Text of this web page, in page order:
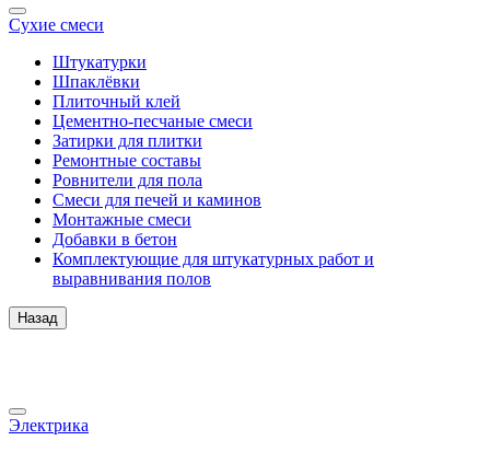
Сухие смеси
Штукатурки
Шпаклёвки
Плиточный клей
Цементно-песчаные смеси
Затирки для плитки
Ремонтные составы
Ровнители для пола
Смеси для печей и каминов
Монтажные смеси
Добавки в бетон
Комплектующие для штукатурных работ и
выравнивания полов
Назад
Электрика